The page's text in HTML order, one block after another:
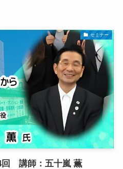
セミナー
回 講師：五十嵐 薫